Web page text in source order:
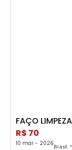
FAÇO
R$ 70
10 mar - 2026Brasil